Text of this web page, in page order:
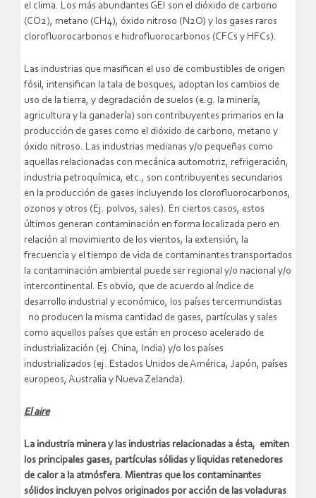
el clima. Los más abundantes GEI son el dióxido de carbono
(CO2), metano (CH4), óxido nitroso (N2O) y los gases raros
clorofluorocarbonos e hidrofluorocarbonos (CFCs y HFCs).
Las industrias que masifican el uso de combustibles de origen
fósil, intensifican la tala de bosques, adoptan los cambios de
uso de la tierra, y degradación de suelos (e.g. la minería,
agricultura y la ganadería) son contribuyentes primarios en la
producción de gases como el dióxido de carbono, metano y
óxido nitroso. Las industrias medianas y/o pequeñas como
aquellas relacionadas con mecánica automotriz, refrigeración,
industria petroquímica, etc., son contribuyentes secundarios
en la producción de gases incluyendo los clorofluorocarbonos,
ozonos y otros (Ej. polvos, sales). En ciertos casos, estos
últimos generan contaminación en forma localizada pero en
relación al movimiento de los vientos, la extensión, la
frecuencia y el tiempo de vida de contaminantes transportados
la contaminación ambiental puede ser regional y/o nacional y/o
intercontinental. Es obvio, que de acuerdo al índice de
desarrollo industrial y económico, los países tercermundistas
no producen la misma cantidad de gases, partículas y sales
como aquellos países que están en proceso acelerado de
industrialización (ej. China, India) y/o los países
industrializados (ej. Estados Unidos de América, Japón, países
europeos, Australia y Nueva Zelanda).
El aire
La industria minera y las industrias relacionadas a ésta, emiten
los principales gases, partículas sólidas y liquidas retenedores
de calor a la atmósfera. Mientras que los contaminantes
sólidos incluyen polvos originados por acción de las voladuras